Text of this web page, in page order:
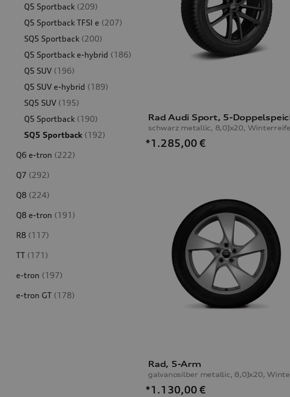
Q5 Sportback (209)
Q5 Sportback TFSI e (207)
SQ5 Sportback (200)
Q5 Sportback e-hybrid (186)
Q5 SUV (196)
Q5 SUV e-hybrid (189)
SQ5 SUV (195)
Q5 Sportback (190)
SQ5 Sportback (192)
Q6 e-tron (222)
Q7 (292)
Q8 (224)
Q8 e-tron (191)
R8 (117)
TT (171)
e-tron (197)
e-tron GT (178)
*1.285,00 €
Rad, 5-Arm
*1.130,00 €